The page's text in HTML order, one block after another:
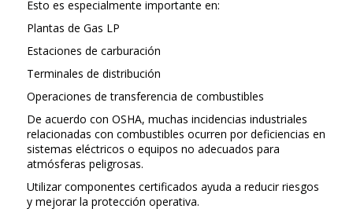
Esto es especialmente importante en:
Plantas de Gas LP
Estaciones de carburación
Terminales de distribución
Operaciones de transferencia de combustibles
De acuerdo con OSHA, muchas incidencias industriales
relacionadas con combustibles ocurren por deficiencias en
sistemas eléctricos o equipos no adecuados para
atmósferas peligrosas.
Utilizar componentes certificados ayuda a reducir riesgos
y mejorar la protección operativa.